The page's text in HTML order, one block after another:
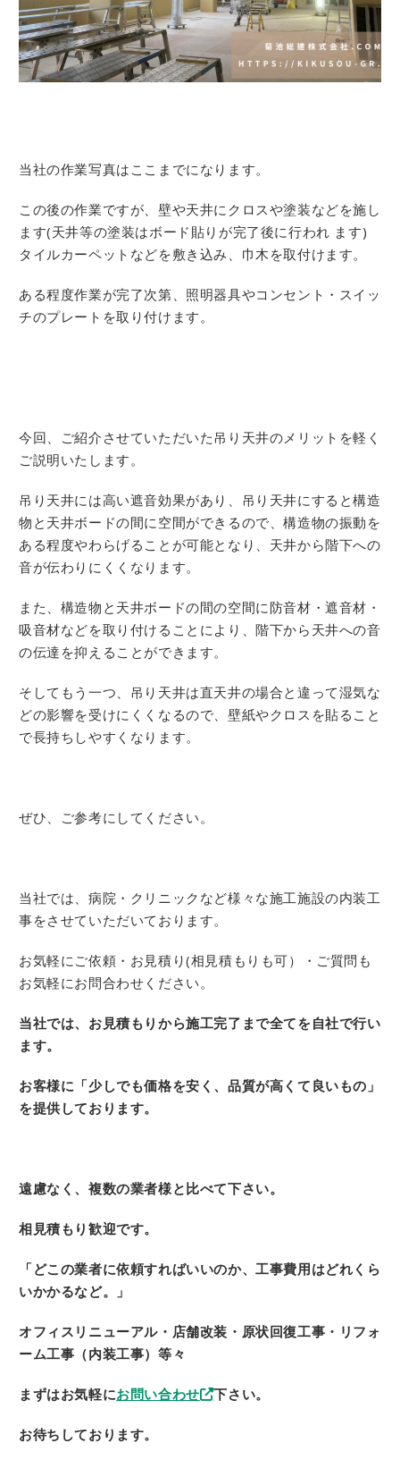
当社の作業写真はここまでになります。
この後の作業ですが、壁や天井にクロスや塗装などを施し
ます(天井等の塗装はボード貼りが完了後に行われ ます)
タイルカーペットなどを敷き込み、巾木を取付けます。
ある程度作業が完了次第、照明器具やコンセント・スイッ
チのプレートを取り付けます。
今回、ご紹介させていただいた吊り天井のメリットを軽く
ご説明いたします。
吊り天井には高い遮音効果があり、吊り天井にすると構造
物と天井ボードの間に空間ができるので、構造物の振動を
ある程度やわらげることが可能となり、天井から階下への
音が伝わりにくくなります。
また、構造物と天井ボードの間の空間に防音材・遮音材・
吸音材などを取り付けることにより、階下から天井への音
の伝達を抑えることができます。
そしてもう一つ、吊り天井は直天井の場合と違って湿気な
どの影響を受けにくくなるので、壁紙やクロスを貼ること
で長持ちしやすくなります。
ぜひ、ご参考にしてください。
当社では、病院・クリニックなど様々な施工施設の内装工
事をさせていただいております。
お気軽にご依頼・お見積り(相見積もりも可）・ご質問も
お気軽にお問合わせください。
当社では、お見積もりから施工完了まで全てを自社で行い
ます。
お客様に「少しでも価格を安く、品質が高くて良いもの」
を提供しております。
遠慮なく、複数の業者様と比べて下さい。
相見積もり歓迎です。
「どこの業者に依頼すればいいのか、工事費用はどれくら
いかかるなど。」
オフィスリニューアル・ 店舗改装・原状回復工事・リフォ
ーム工事（内装工事）等々
まずはお気軽にお問い合わせ 下さい。
お待ちしております。